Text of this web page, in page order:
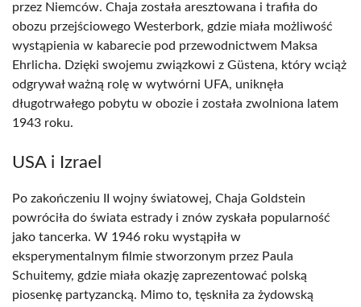
przez Niemców. Chaja została aresztowana i trafiła do
obozu przejściowego Westerbork, gdzie miała możliwość
wystąpienia w kabarecie pod przewodnictwem Maksa
Ehrlicha. Dzięki swojemu związkowi z Güstena, który wciąż
odgrywał ważną rolę w wytwórni UFA, uniknęła
długotrwałego pobytu w obozie i została zwolniona latem
1943 roku.
USA i Izrael
Po zakończeniu II wojny światowej, Chaja Goldstein
powróciła do świata estrady i znów zyskała popularność
jako tancerka. W 1946 roku wystąpiła w
eksperymentalnym filmie stworzonym przez Paula
Schuitemy, gdzie miała okazję zaprezentować polską
piosenkę partyzancką. Mimo to, tęskniła za żydowską